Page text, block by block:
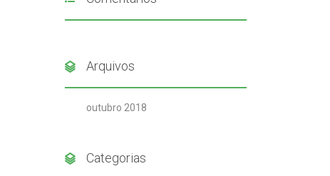
Arquivos
outubro 2018
Categorias